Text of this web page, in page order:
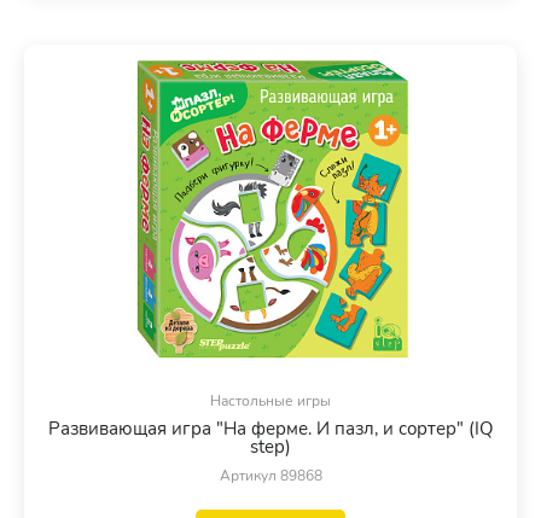
Настольные игры
Развивающая игра "На ферме. И пазл, и сортер" (IQ
step)
Артикул 89868